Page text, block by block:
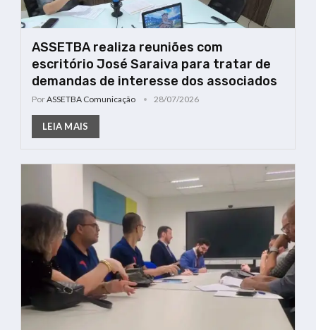
ASSETBA realiza reuniões com
escritório José Saraiva para tratar de
demandas de interesse dos associados
PorASSETBA Comunicação 28/07/2026
LEIA MAIS